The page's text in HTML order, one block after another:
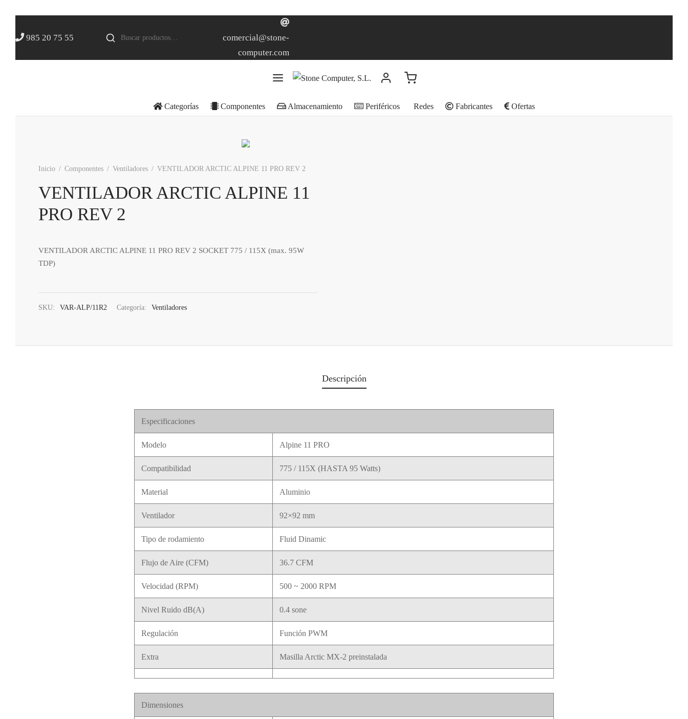
985 20 75 55
Buscar
comercial@stone-
computer.com
Categorías Componentes Almacenamiento Periféricos Redes Fabricantes Ofertas
Inicio / Componentes / Ventiladores / VENTILADOR ARCTIC ALPINE 11 PRO REV 2
VENTILADOR ARCTIC ALPINE 11
PRO REV 2
VENTILADOR ARCTIC ALPINE 11 PRO REV 2 SOCKET 775 / 115X (max. 95W
TDP)
SKU: VAR-ALP/11R2 Categoría: Ventiladores
Descripción
Especificaciones
Modelo Alpine 11 PRO
Compatibilidad 775 / 115X (HASTA 95 Watts)
Material Aluminio
Ventilador 92×92 mm
Tipo de rodamiento Fluid Dinamic
Flujo de Aire (CFM) 36.7 CFM
Velocidad (RPM) 500 ~ 2000 RPM
Nivel Ruido dB(A) 0.4 sone
Regulación Función PWM
Extra Masilla Arctic MX-2 preinstalada
Dimensiones